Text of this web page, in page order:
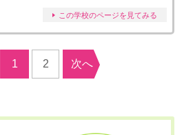
この学校のページを見てみる
1 2 次へ